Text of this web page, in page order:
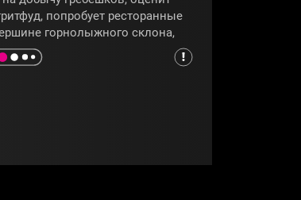
попробует ресторанные
горнолыжного склона,
чипсы из ягеля и
с культурой саамов. О кухне